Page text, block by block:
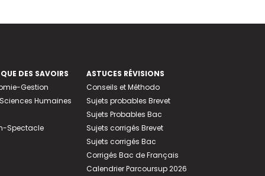
DES SAVOIRS
Gestion
Humaines
Spectacle
ASTUCES RÉVISIONS
Conseils et Méthodo
Sujets probables Brevet
Sujets Probables Bac
Sujets corrigés Brevet
Sujets corrigés Bac
Corrigés Bac de Français
Calendrier Parcoursup 2026